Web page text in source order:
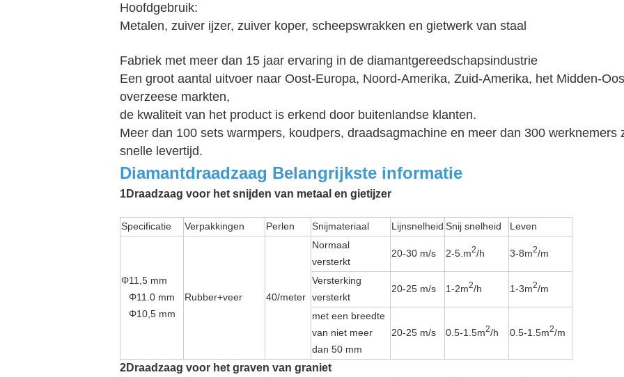
Hoofdgebruik:
Metalen, zuiver ijzer, zuiver koper, scheepswrakken en gietwerk van staal
Fabriek met meer dan 15 jaar ervaring in de diamantgereedschapsindustrie
Een groot aantal uitvoer naar Oost-Europa, Noord-Amerika, Zuid-Amerika, het Midden-
overzeese markten,
de kwaliteit van het product is erkend door buitenlandse klanten.
Meer dan 100 sets warmpers, koudpers, draadsagmachine en meer dan 300 werknemers
snelle levertijd.
Diamantdraadzaag Belangrijkste informatie
1Draadzaag voor het snijden van metaal en gietijzer
Specificatie Verpakkingen Perlen Snijmateriaal Lijnsnelheid Snij snelheid Leven
Φ11,5 mm
Φ11.0 mm
Φ10,5 mm
Rubber+veer 40/meter
Normaal
versterkt
20-30 m/s 2-5. m2/h 3-8m2/m
Versterking
versterkt
20-25 m/s 1-2m2/h 1-3m2/m
met een breedte
van niet meer
dan 50 mm
20-25 m/s 0.5-1.5m2/h 0.5-1.5m2/m
2Draadzaag voor het graven van graniet